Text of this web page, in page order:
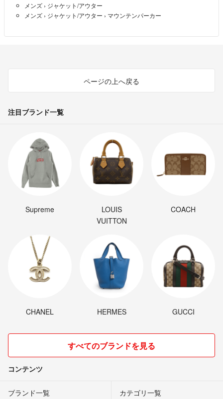
メンズ › ジャケット/アウター
メンズ › ジャケット/アウター › マウンテンパーカー
ページの上へ戻る
注目ブランド一覧
Supreme
LOUIS
VUITTON
COACH
CHANEL HERMES GUCCI
すべてのブランドを見る
コンテンツ
ブランド一覧 カテゴリ一覧